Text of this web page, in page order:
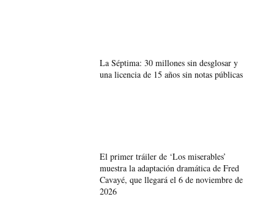
La Séptima: 30 millones sin desglosar y
una licencia de 15 años sin notas públicas
El primer tráiler de ‘Los miserables’
muestra la adaptación dramática de Fred
Cavayé, que llegará el 6 de noviembre de
2026